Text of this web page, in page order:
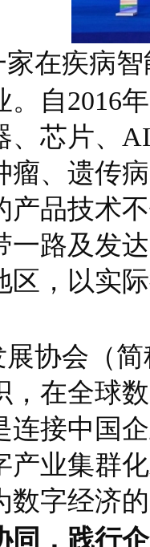
家在疾病
。自2016
、芯片、
瘤、遗传
产品技术
一路及发
区，以实
协会（
，在全球
连接中国
产业集群
数字经济
同，践行